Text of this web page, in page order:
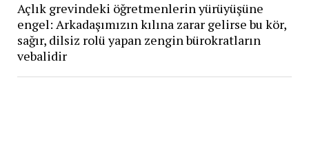
Açlık grevindeki öğretmenlerin yürüyüşüne
engel: Arkadaşımızın kılına zarar gelirse bu kör,
sağır, dilsiz rolü yapan zengin bürokratların
vebalidir